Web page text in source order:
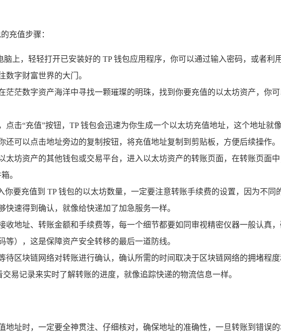
充值步骤：
脑上，轻轻打开已安装好的 TP 钱包应用程序，你可以通过输入密码，或者
数字财富世界的大门。
茫茫数字资产海洋中寻找一颗璀璨的明珠，找到你要充值的以太坊资产，你
点击“充值”按钮，TP 钱包会迅速为你生成一个以太坊充值地址，这个地址
可以点击地址旁边的复制按钮，将充值地址复制到剪贴板，方便后续操作。
太坊资产的其他钱包或交易平台，进入以太坊资产的转账页面，在转账页面
。
你要充值到 TP 钱包的以太坊数量，一定要注意转账手续费的设置，因为不
速得到确认，就像给快递加了加急服务一样。
收地址、转账金额和手续费等，每一个细节都要如同审视精密仪器一般认真
），这是保障资产安全转移的最后一道防线。
待区块链网络对转账进行确认，确认所需的时间取决于区块链网络的拥堵程
易记录来实时了解转账的进度，就像追踪快递的物流信息一样。
地址时，一定要全神贯注、仔细核对，确保地址的准确性，一旦转账到错误